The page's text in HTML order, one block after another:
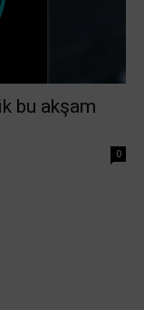
bu akşam
0